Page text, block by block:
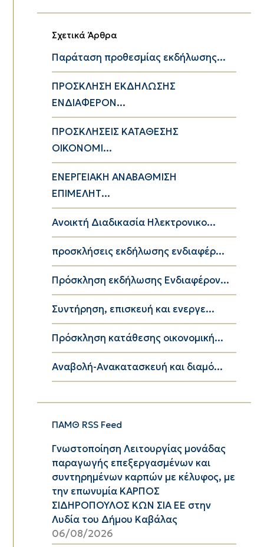
Σχετικά Άρθρα
Παράταση προθεσμίας εκδήλωσης...
ΠΡΟΣΚΛΗΣΗ ΕΚΔΗΛΩΣΗΣ
ΕΝΔΙΑΦΕΡΟΝ...
ΠΡΟΣΚΛΗΣΕΙΣ ΚΑΤΑΘΕΣΗΣ
ΟΙΚΟΝΟΜΙ...
ΕΝΕΡΓΕΙΑΚΗ ΑΝΑΒΑΘΜΙΣΗ
ΕΠΙΜΕΛΗΤ...
Ανοικτή Διαδικασία Ηλεκτρονικο...
προσκλήσεις εκδήλωσης ενδιαφέρ...
Πρόσκληση εκδήλωσης Ενδιαφέρον...
Συντήρηση, επισκευή και ενεργε...
Πρόσκληση κατάθεσης οικονομική...
Αναβολή-Ανακατασκευή και διαμό...
ΠΑΜΘ RSS Feed
Γνωστοποίηση Λειτουργίας μονάδας
παραγωγής επεξεργασμένων και
συντηρημένων καρπών με κέλυφος, με
την επωνυμία ΚΑΡΠΟΣ
ΣΙΔΗΡΟΠΟΥΛΟΣ ΚΩΝ ΣΙΑ ΕΕ στην
Λυδία του Δήμου Καβάλας
06/08/2026